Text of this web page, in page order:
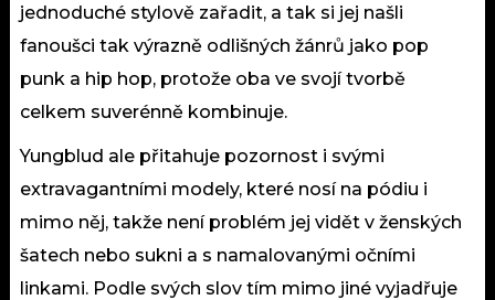
jednoduché stylově zařadit, a tak si jej našli
fanoušci tak výrazně odlišných žánrů jako pop
punk a hip hop, protože oba ve svojí tvorbě
celkem suverénně kombinuje.
Yungblud ale přitahuje pozornost i svými
extravagantními modely, které nosí na pódiu i
mimo něj, takže není problém jej vidět v ženských
šatech nebo sukni a s namalovanými očními
linkami. Podle svých slov tím mimo jiné vyjadřuje